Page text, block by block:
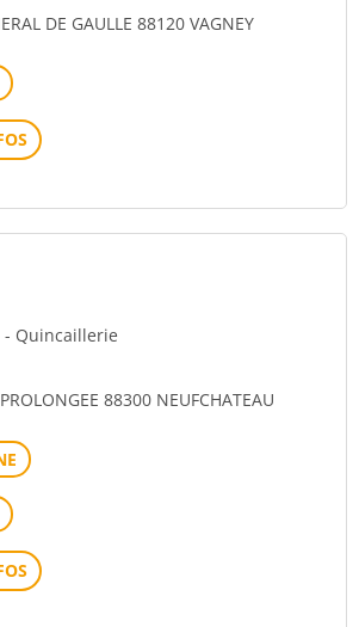
DE GAULLE 88120 VAGNEY
- Quincaillerie
88300 NEUFCHATEAU